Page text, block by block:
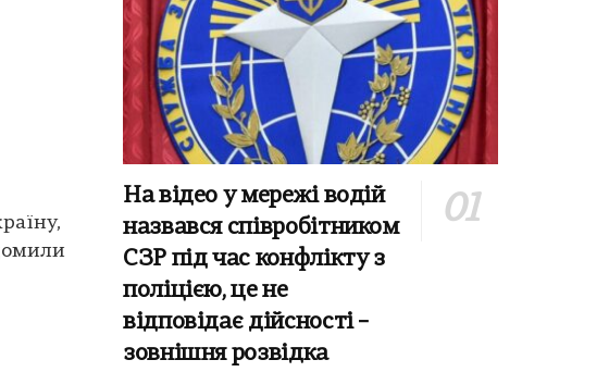
На відео у мережі водій
назвався співробітником
СЗР під час конфлікту з
поліцією, це не
відповідає дійсності –
зовнішня розвідка